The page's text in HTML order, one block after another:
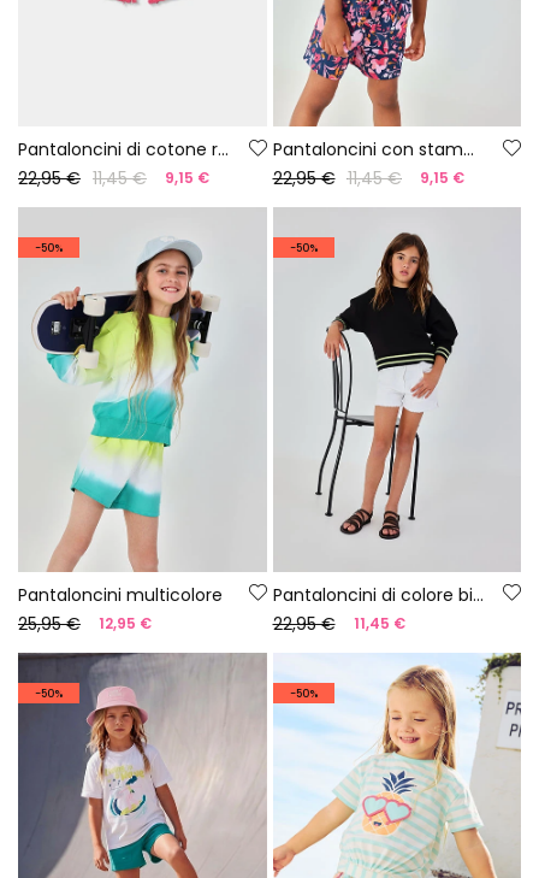
Pantaloncini di cotone rosso
22,95 € 11,45 € 9,15 €
Pantaloncini con stampa floreale
22,95 € 11,45 € 9,15 €
-50%
Pantaloncini multicolore
25,95 €
12,95 €
-50%
Pantaloncini di colore bianco
22,95 €
11,45 €
-50% -50%